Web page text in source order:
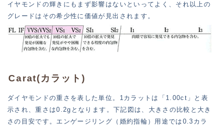
イヤモンドの輝きにもまず影響はないといってよく、それ以上の
グレードはその希少性に価値が見出されます。
Carat(カラット)
ダイヤモンドの重さを表した単位。1カラットは「1.00ct」と表
示され、重さは0.2gとなります。下記図は、大きさの比較と大き
さの目安です。エンゲージリング（婚約指輪）用途では0.3カラ